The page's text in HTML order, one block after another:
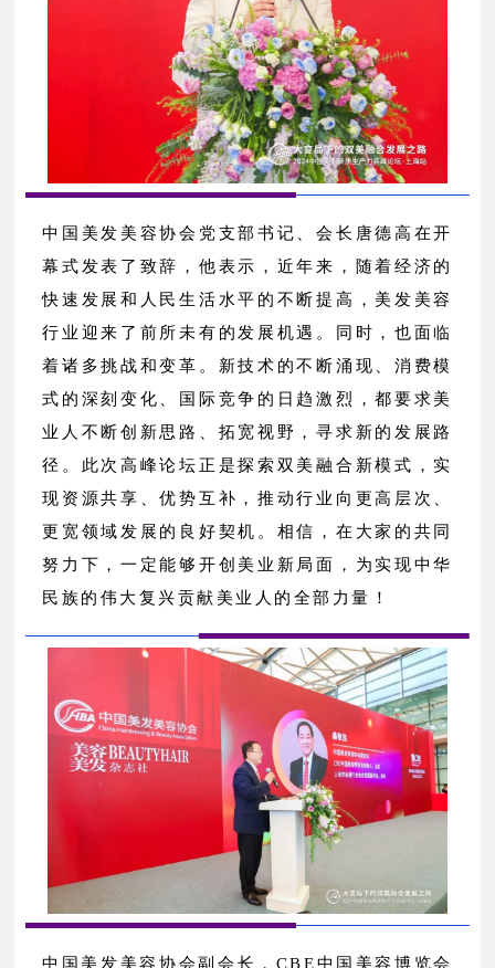
中国美发美容协会党支部书记、会长唐德高在开
幕式发表了致辞，他表示，近年来，随着经济的
快速发展和人民生活水平的不断提高，美发美容
行业迎来了前所未有的发展机遇。同时，也面临
着诸多挑战和变革。新技术的不断涌现、消费模
式的深刻变化、国际竞争的日趋激烈，都要求美
业人不断创新思路、拓宽视野，寻求新的发展路
径。此次高峰论坛正是探索双美融合新模式，实
现资源共享、优势互补，推动行业向更高层次、
更宽领域发展的良好契机。相信，在大家的共同
努力下，一定能够开创美业新局面，为实现中华
民族的伟大复兴贡献美业人的全部力量！
中国美发美容协会副会长，CBE中国美容博览会